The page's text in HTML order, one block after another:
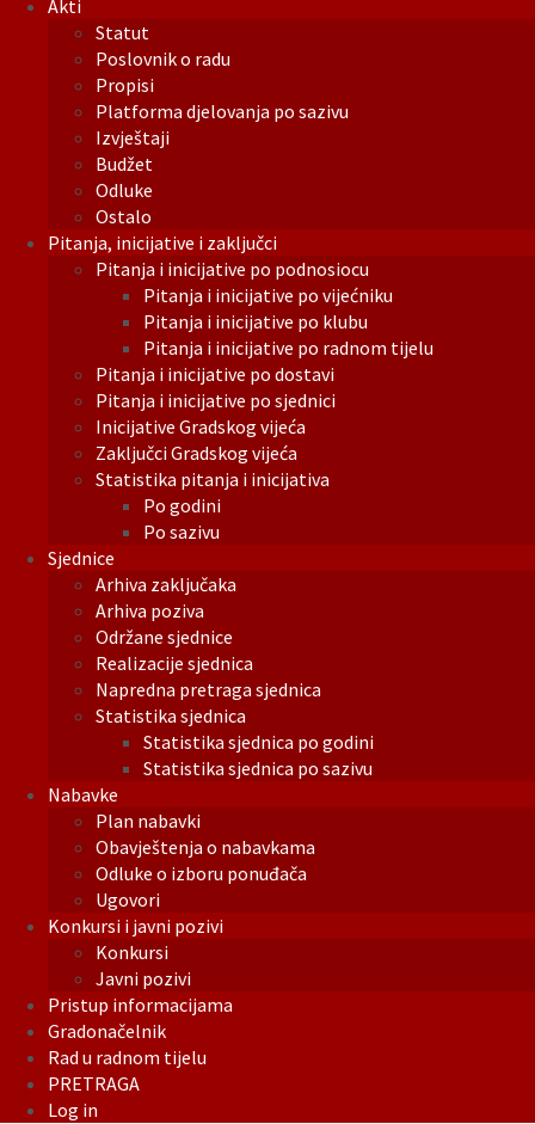
Akti
Statut
Poslovnik o radu
Propisi
Platforma djelovanja po sazivu
Izvještaji
Budžet
Odluke
Ostalo
Pitanja, inicijative i zaključci
Pitanja i inicijative po podnosiocu
Pitanja i inicijative po vijećniku
Pitanja i inicijative po klubu
Pitanja i inicijative po radnom tijelu
Pitanja i inicijative po dostavi
Pitanja i inicijative po sjednici
Inicijative Gradskog vijeća
Zaključci Gradskog vijeća
Statistika pitanja i inicijativa
Po godini
Po sazivu
Sjednice
Arhiva zaključaka
Arhiva poziva
Održane sjednice
Realizacije sjednica
Napredna pretraga sjednica
Statistika sjednica
Statistika sjednica po godini
Statistika sjednica po sazivu
Nabavke
Plan nabavki
Obavještenja o nabavkama
Odluke o izboru ponuđača
Ugovori
Konkursi i javni pozivi
Konkursi
Javni pozivi
Pristup informacijama
Gradonačelnik
Rad u radnom tijelu
PRETRAGA
Log in